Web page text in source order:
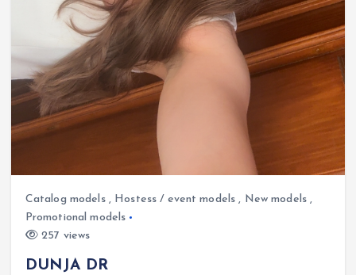
Catalog models, Hostess / event models , New models ,
Promotional models
257 views
DUNJA DR